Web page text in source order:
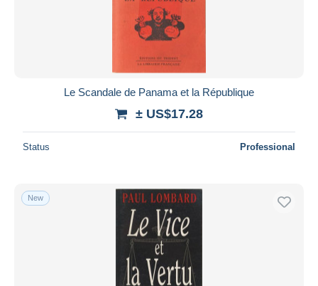
Le Scandale de Panama et la République
± US$17.28
Status Professional
New